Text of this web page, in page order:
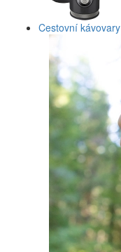
Cestovní kávovary